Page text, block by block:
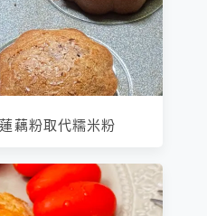
藕粉取代糯米粉